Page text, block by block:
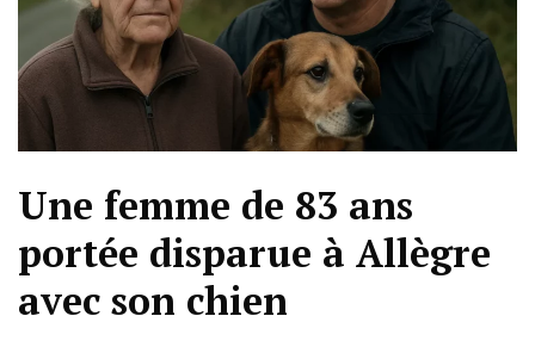
Une femme de 83 ans
portée disparue à Allègre
avec son chien